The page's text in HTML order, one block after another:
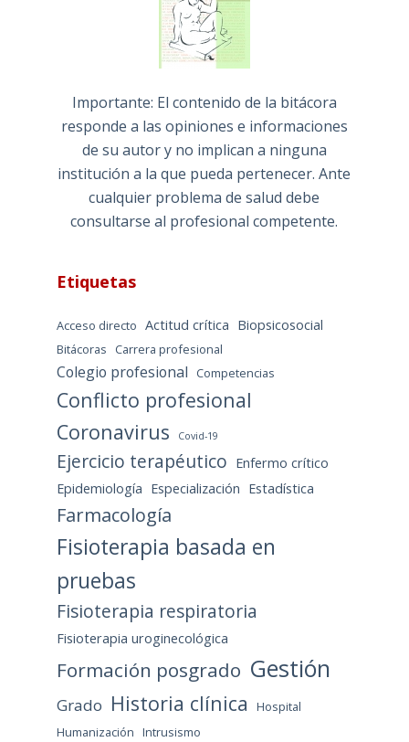
Importante: El contenido de la bitácora
responde a las opiniones e informaciones
de su autor y no implican a ninguna
institución a la que pueda pertenecer. Ante
cualquier problema de salud debe
consultarse al profesional competente.
Etiquetas
Acceso directo Actitud crítica Biopsicosocial
Bitácoras Carrera profesional
Colegio profesional Competencias
Conflicto profesional
Coronavirus
Covid-19
Ejercicio terapéutico Enfermo crítico
Epidemiología Especialización Estadística
Farmacología
Fisioterapia basada en
pruebas
Fisioterapia respiratoria
Fisioterapia uroginecológica
Formación posgrado Gestión
Grado Historia clínica
Hospital
Humanización Intrusismo